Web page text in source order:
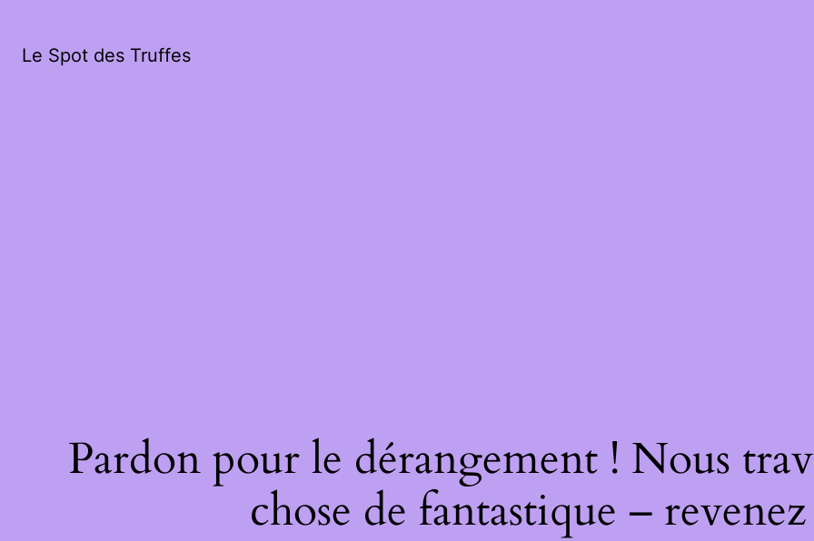
Le Spot des Truffes
Pardon pour le dérangement ! Nous
chose de fantastique –